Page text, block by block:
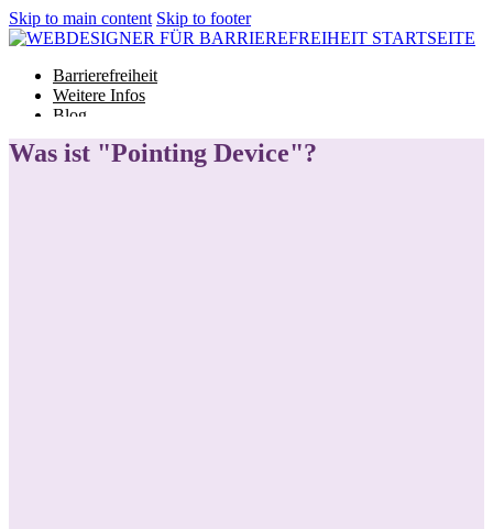
Skip to main content Skip to footer
Barrierefreiheit
Weitere Infos
Blog
Glossar
Was ist "Pointing Device"?